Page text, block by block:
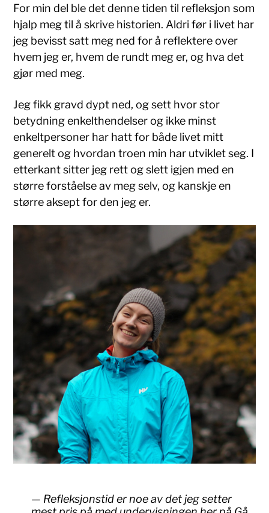
For min del ble det denne tiden til refleksjon som
hjalp meg til å skrive historien. Aldri før i livet har
jeg bevisst satt meg ned for å reflektere over
hvem jeg er, hvem de rundt meg er, og hva det
gjør med meg.
Jeg fikk gravd dypt ned, og sett hvor stor
betydning enkelthendelser og ikke minst
enkeltpersoner har hatt for både livet mitt
generelt og hvordan troen min har utviklet seg. I
etterkant sitter jeg rett og slett igjen med en
større forståelse av meg selv, og kanskje en
større aksept for den jeg er.
Refleksjonstid er noe av det jeg setter